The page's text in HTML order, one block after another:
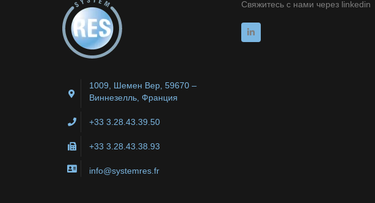
1009, Шемен Вер, 59670 –
Виннезелль, Франция
+33 3.28.43.39.50
+33 3.28.43.38.93
info@systemres.fr
Свяжитесь с нами через linkedin